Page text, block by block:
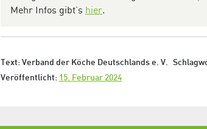
Mehr Infos gibt’s hier.
Text: Verband der Köche Deutschlands e. V.
Veröffentlicht: 15. Februar 2024